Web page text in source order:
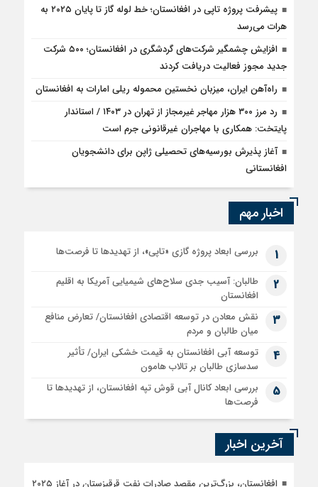
پیشرفت پروژه تاپی در افغانستان؛ خط لوله گاز تا پایان ۲۰۲۵ به
هرات می‌رسد
افزایش چشمگیر شرکت‌های گردشگری در افغانستان؛ ۵۰۰ شرکت
جدید مجوز فعالیت دریافت کردند
راه‌آهن ایران، میزبان نخستین محموله ریلی امارات به افغانستان
رد مرز ۳۰۰ هزار مهاجر غیرمجاز از تهران در ۱۴۰۳ / استاندار
پایتخت: همکاری با مهاجران غیرقانونی جرم است
آغاز پذیرش بورسیه‌های تحصیلی ژاپن برای دانشجویان
افغانستانی
اخبار مهم
1 بررسی ابعاد پروژه گازی «تاپی»، از تهدیدها تا فرصت‌ها
2
طالبان: آسیب جدی سلاح‌های شیمیایی آمریکا به اقلیم
افغانستان
3
نقش معادن در توسعه اقتصادی افغانستان/ تعارض منافع
میان طالبان و مردم
4
توسعه آبی افغانستان به قیمت خشکی ایران/ تأثیر
سدسازی طالبان بر تالاب هامون
5
بررسی ابعاد کانال آبی قوش تپه افغانستان، از تهدیدها تا
فرصت‌ها
آخرین اخبار
افغانستان، بزرگ‌ترین مقصد صادرات نفت قرقيزستان در آغاز ۲۰۲۵